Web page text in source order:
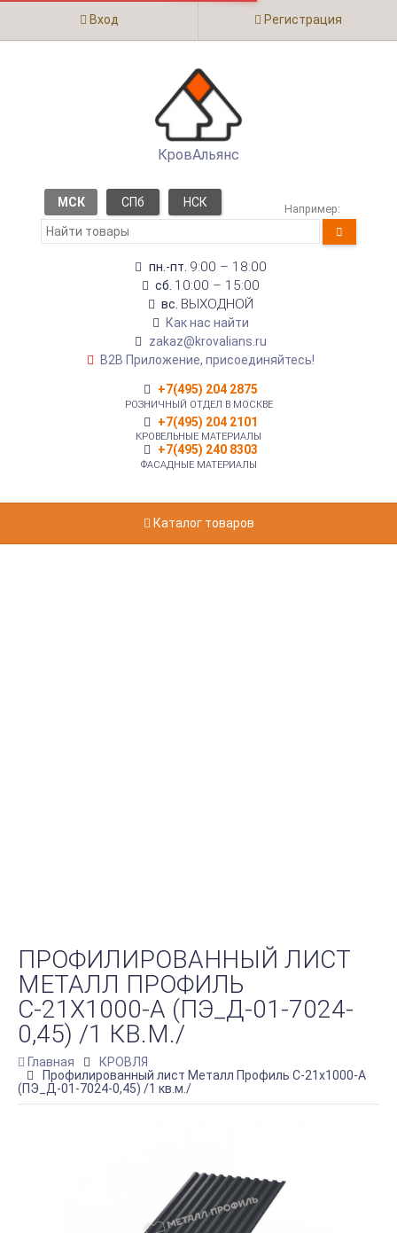
Вход Регистрация
КровАльянс
МСК СПб НСК Например:
пн.-пт. 9:00 – 18:00
сб. 10:00 – 15:00
вс. ВЫХОДНОЙ
Как нас найти
zakaz@krovalians.ru
B2B Приложение, присоединяйтесь!
+7(495) 204 2875
РОЗНИЧНЫЙ ОТДЕЛ В МОСКВЕ
+7(495) 204 2101
КРОВЕЛЬНЫЕ МАТЕРИАЛЫ
+7(495) 240 8303
ФАСАДНЫЕ МАТЕРИАЛЫ
Каталог товаров
ПРОФИЛИРОВАННЫЙ ЛИСТ
МЕТАЛЛ ПРОФИЛЬ
С-21Х1000-A (ПЭ_Д-01-7024-
0,45) /1 КВ.М./
Главная
КРОВЛЯ
Профилированный лист Металл Профиль С-21х1000-A
(ПЭ_Д-01-7024-0,45) /1 кв.м./